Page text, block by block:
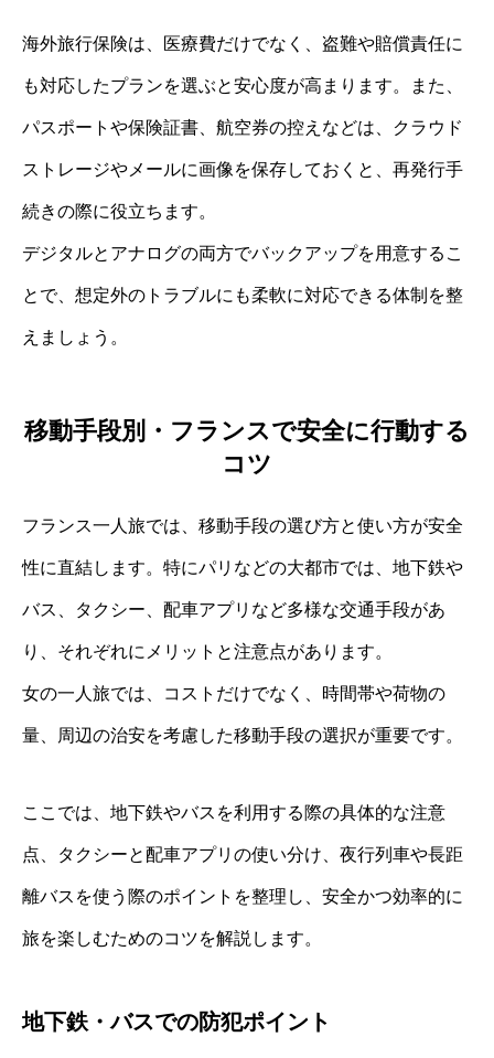
海外旅行保険は、医療費だけでなく、盗難や賠償責任に
も対応したプランを選ぶと安心度が高まります。また、
パスポートや保険証書、航空券の控えなどは、クラウド
ストレージやメールに画像を保存しておくと、再発行手
続きの際に役立ちます。
デジタルとアナログの両方でバックアップを用意するこ
とで、想定外のトラブルにも柔軟に対応できる体制を整
えましょう。
移動手段別・フランスで安全に行動する
コツ
フランス一人旅では、移動手段の選び方と使い方が安全
性に直結します。特にパリなどの大都市では、地下鉄や
バス、タクシー、配車アプリなど多様な交通手段があ
り、それぞれにメリットと注意点があります。
女の一人旅では、コストだけでなく、時間帯や荷物の
量、周辺の治安を考慮した移動手段の選択が重要です。
ここでは、地下鉄やバスを利用する際の具体的な注意
点、タクシーと配車アプリの使い分け、夜行列車や長距
離バスを使う際のポイントを整理し、安全かつ効率的に
旅を楽しむためのコツを解説します。
地下鉄・バスでの防犯ポイント